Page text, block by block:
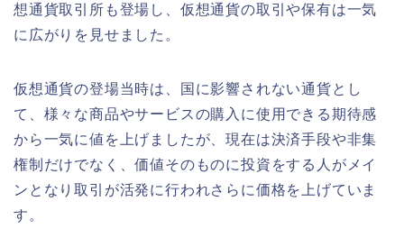
想通貨取引所も登場し、仮想通貨の取引や保有は一気
に広がりを見せました。
仮想通貨の登場当時は、国に影響されない通貨とし
て、様々な商品やサービスの購入に使用できる期待感
から一気に値を上げましたが、現在は決済手段や非集
権制だけでなく、価値そのものに投資をする人がメイ
ンとなり取引が活発に行われさらに価格を上げていま
す。